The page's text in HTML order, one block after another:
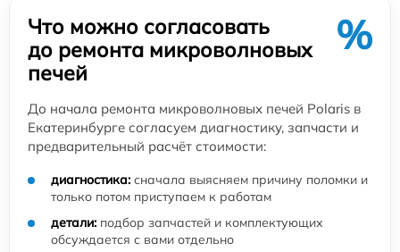
Что можно согласовать
до ремонта микроволновых
печей
%
До начала ремонта микроволновых печей Polaris в
Екатеринбурге согласуем диагностику, запчасти и
предварительный расчёт стоимости:
диагностика: сначала выясняем причину поломки и
только потом приступаем к работам
детали: подбор запчастей и комплектующих
обсуждается с вами отдельно